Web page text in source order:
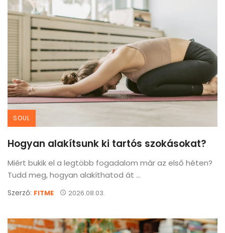
SOUL
Hogyan alakítsunk ki tartós szokásokat?
Miért bukik el a legtöbb fogadalom már az első héten?
Tudd meg, hogyan alakíthatod át ...
Szerző: FITME 2026.08.03.